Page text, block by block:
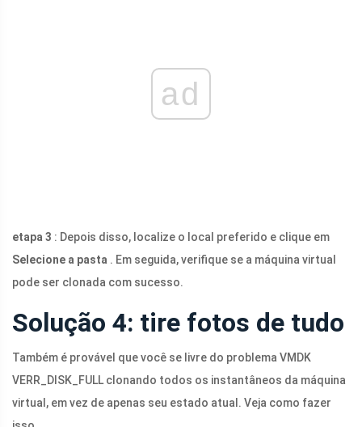
ad
etapa 3 : Depois disso, localize o local preferido e clique em
Selecione a pasta . Em seguida, verifique se a máquina virtual
pode ser clonada com sucesso.
Solução 4: tire fotos de tudo
Também é provável que você se livre do problema VMDK
VERR_DISK_FULL clonando todos os instantâneos da máquina
virtual, em vez de apenas seu estado atual. Veja como fazer